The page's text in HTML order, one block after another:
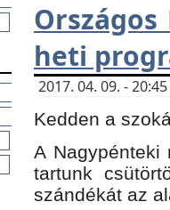
Országos
heti
2017. 04. 09. -
Kedden a
A Nagypénteki
tartunk
szándékát az